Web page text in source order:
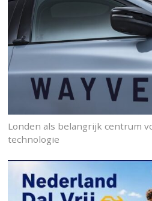
Londen als belangrijk centrum
technologie